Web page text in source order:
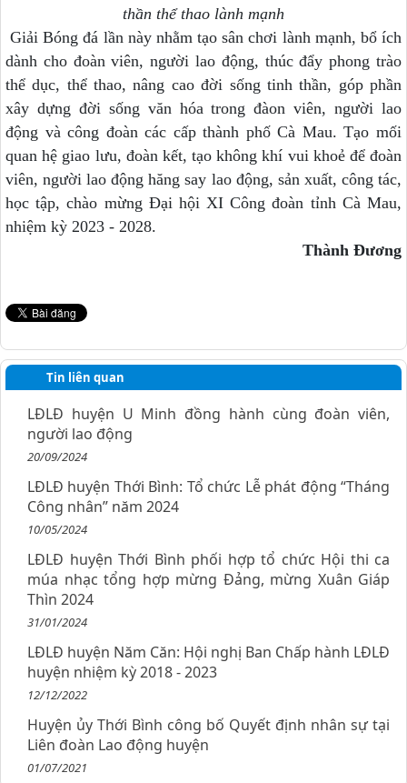
thần thể thao lành mạnh
Giải Bóng đá lần này nhằm tạo sân chơi lành mạnh, bổ ích
dành cho đoàn viên, người lao động, thúc đẩy phong trào
thể dục, thể thao, nâng cao đời sống tinh thần, góp phần
xây dựng đời sống văn hóa trong đàon viên, người lao
động và công đoàn các cấp thành phố Cà Mau. Tạo mối
quan hệ giao lưu, đoàn kết, tạo không khí vui khoẻ để đoàn
viên, người lao động hăng say lao động, sản xuất, công tác,
học tập, chào mừng Đại hội XI Công đoàn tỉnh Cà Mau,
nhiệm kỳ 2023 - 2028.
Thành Đương
Tin liên quan
LĐLĐ huyện U Minh đồng hành cùng đoàn viên,
người lao động
20/09/2024
LĐLĐ huyện Thới Bình: Tổ chức Lễ phát động “Tháng
Công nhân” năm 2024
10/05/2024
LĐLĐ huyện Thới Bình phối hợp tổ chức Hội thi ca
múa nhạc tổng hợp mừng Đảng, mừng Xuân Giáp
Thìn 2024
31/01/2024
LĐLĐ huyện Năm Căn: Hội nghị Ban Chấp hành LĐLĐ
huyện nhiệm kỳ 2018 - 2023
12/12/2022
Huyện ủy Thới Bình công bố Quyết định nhân sự tại
Liên đoàn Lao động huyện
01/07/2021